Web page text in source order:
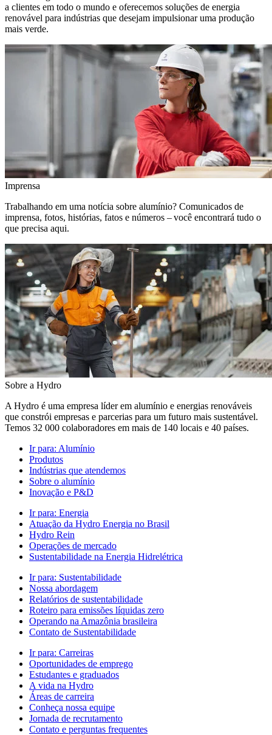
a clientes em todo o mundo e oferecemos soluções de energia
renovável para indústrias que desejam impulsionar uma produção
mais verde.
Imprensa
Trabalhando em uma notícia sobre alumínio? Comunicados de
imprensa, fotos, histórias, fatos e números – você encontrará tudo o
que precisa aqui.
Sobre a Hydro
A Hydro é uma empresa líder em alumínio e energias renováveis
que constrói empresas e parcerias para um futuro mais sustentável.
Temos 32 000 colaboradores em mais de 140 locais e 40 países.
Ir para: Alumínio
Produtos
Indústrias que atendemos
Sobre o alumínio
Inovação e P&D
Ir para: Energia
Atuação da Hydro Energia no Brasil
Hydro Rein
Operações de mercado
Sustentabilidade na Energia Hidrelétrica
Ir para: Sustentabilidade
Nossa abordagem
Relatórios de sustentabilidade
Roteiro para emissões líquidas zero
Operando na Amazônia brasileira
Contato de Sustentabilidade
Ir para: Carreiras
Oportunidades de emprego
Estudantes e graduados
A vida na Hydro
Áreas de carreira
Conheça nossa equipe
Jornada de recrutamento
Contato e perguntas frequentes